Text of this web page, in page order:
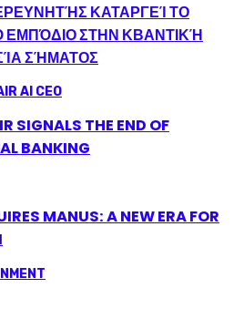
ΚΑΤΑΡΓΕΊ ΤΟ
ΕΜΠΌΔΙΟ ΣΤΗΝ ΚΒΑΝΤΙΚΉ
ΣΉΜΑΤΟΣ
SIGNALS THE END OF
BANKING
MANUS: A NEW ERA FOR